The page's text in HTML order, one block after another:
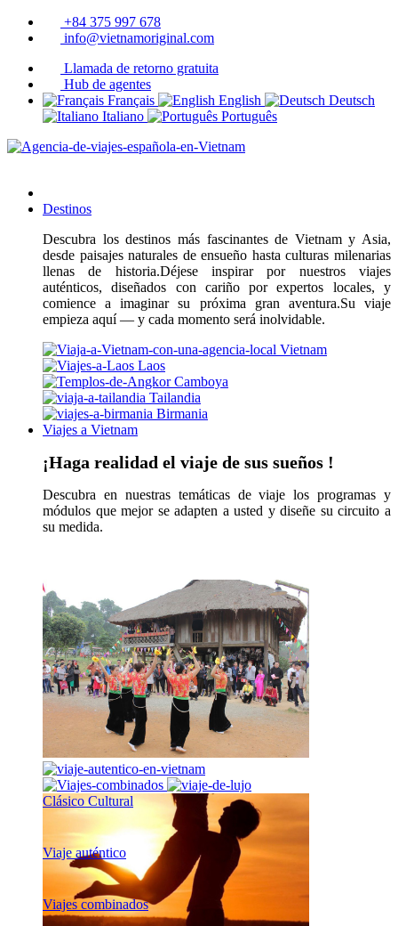
+84 375 997 678
info@vietnamoriginal.com
Llamada de retorno gratuita
Hub de agentes
Français
English
Deutsch
Italiano
Português
Destinos
Descubra los destinos más fascinantes de Vietnam y Asia,
desde paisajes naturales de ensueño hasta culturas milenarias
llenas de historia.Déjese inspirar por nuestros viajes
auténticos, diseñados con cariño por expertos locales, y
comience a imaginar su próxima gran aventura.Su viaje
empieza aquí — y cada momento será inolvidable.
Vietnam
Laos
Camboya
Tailandia
Birmania
Viajes a Vietnam
¡Haga realidad el viaje de sus sueños !
Descubra en nuestras temáticas de viaje los programas y
módulos que mejor se adapten a usted y diseñe su circuito a
su medida.
Clásico Cultural
Viaje auténtico
Viajes combinados